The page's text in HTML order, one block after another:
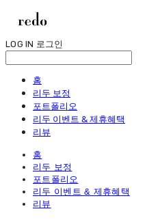
LOG IN 로그인
홈
리두 보정
포트폴리오
리두 이벤트 & 제휴혜택
리뷰
홈
리두 보정
포트폴리오
리두 이벤트 & 제휴혜택
리뷰